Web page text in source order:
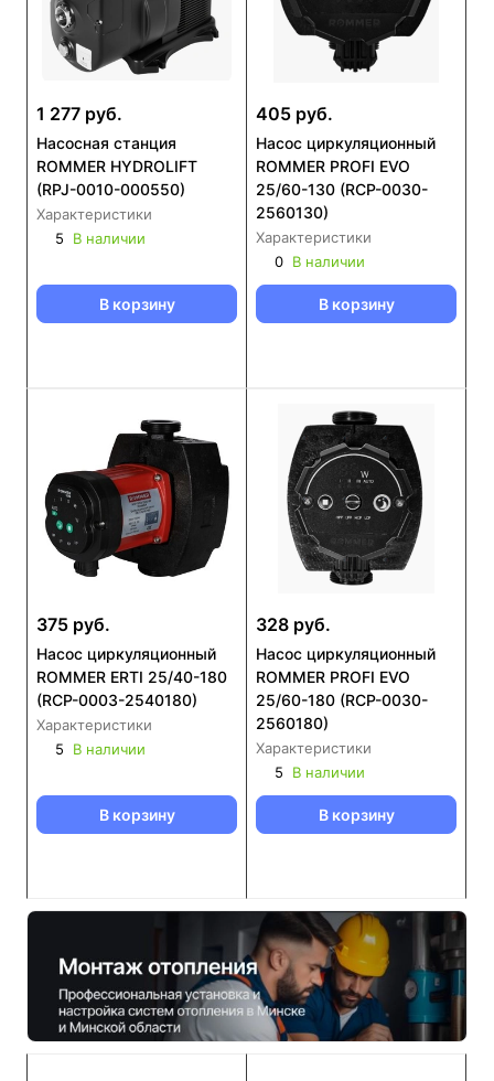
1 277 руб.
Насосная станция
ROMMER HYDROLIFT
(RPJ-0010-000550)
Характеристики
5
В наличии
В корзину
405 руб.
Насос циркуляционный
ROMMER PROFI EVO
25/60-130 (RCP-0030-
2560130)
Характеристики
0 В наличии
В корзину
375 руб.
Насос циркуляционный
ROMMER ERTI 25/40-180
(RCP-0003-2540180)
Характеристики
5
В наличии
В корзину
328 руб.
Насос циркуляционный
ROMMER PROFI EVO
25/60-180 (RCP-0030-
2560180)
Характеристики
5
В наличии
В корзину